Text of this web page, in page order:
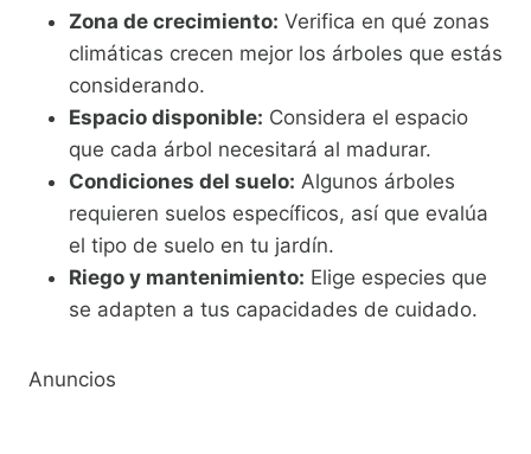
Zona de crecimiento: Verifica en qué zonas
climáticas crecen mejor los árboles que estás
considerando.
Espacio disponible: Considera el espacio
que cada árbol necesitará al madurar.
Condiciones del suelo: Algunos árboles
requieren suelos específicos, así que evalúa
el tipo de suelo en tu jardín.
Riego y mantenimiento: Elige especies que
se adapten a tus capacidades de cuidado.
Anuncios